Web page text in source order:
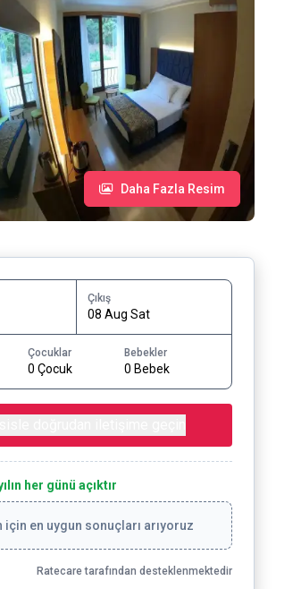
Daha Fazla Resim
Çıkış
08 Aug Sat
Çocuklar
0 Çocuk
Bebekler
0 Bebek
her günü açıktır
için en uygun sonuçları arıyoruz
Ratecare tarafından desteklenmektedir